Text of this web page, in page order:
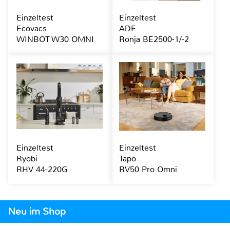
Neu im Shop
Einzeltest
Ecovacs
WINBOT W30 OMNI
Einzeltest
ADE
Ronja BE2500-1/-2
Einzeltest
Ryobi
RHV 44-220G
Einzeltest
Tapo
RV50 Pro Omni